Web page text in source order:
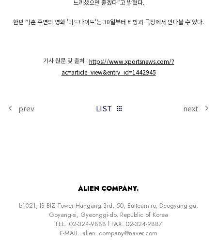
느끼셨으면 좋겠다"고 밝혔다.
한편 박훈 주연의 영화 '미드나이트'는 30일부터 티빙과 극장에서 만나볼 수 있다.
기사 원문 및 출처 :https://www.xportsnews.com/?
ac=article_view&entry_id=1442945
prev LIST next
ALIEN COMPANY.
b1021, IS BIZ Tower Hangang 3rd, 50, Eutteum-ro, Deogyang-gu,
Goyang-si, Gyeonggi-do, Republic of Korea
TEL. 02-324-9888 l FAX. 02-324-9887
E-MAIL. alien_company@naver.com